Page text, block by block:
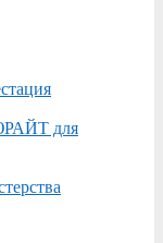
для